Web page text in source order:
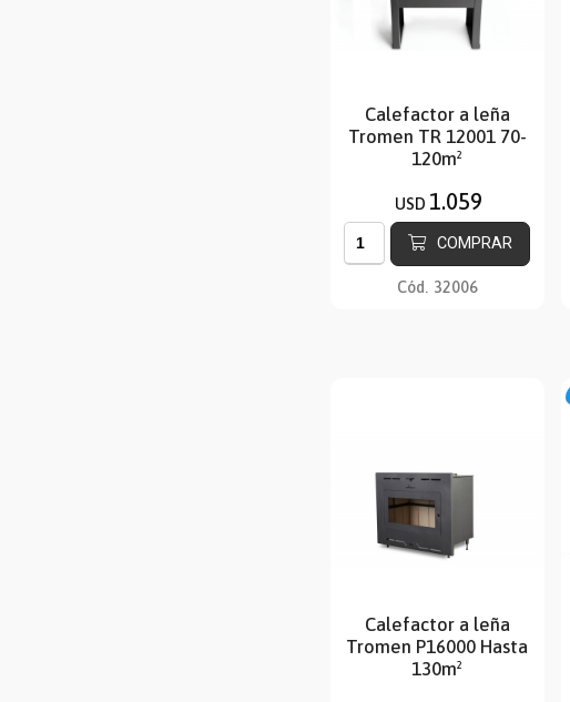
Calefactor a leña
Tromen TR 12001 70-
120m²
USD 1.059
COMPRAR
Cód. 32006
Calefactor a leña
Tromen P16000 Hasta
130m²